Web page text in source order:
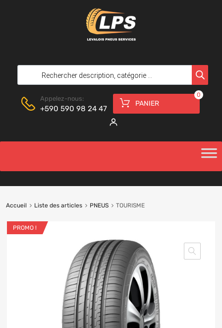
Appelez-nous:
+590 590 98 24 47
PANIER
0
Accueil Liste des articles PNEUS TOURISME
PROMO !